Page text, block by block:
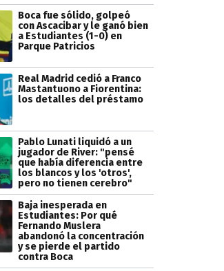
Boca fue sólido, golpeó
con Ascacibar y le ganó bien
a Estudiantes (1-0) en
Parque Patricios
Real Madrid cedió a Franco
Mastantuono a Fiorentina:
los detalles del préstamo
Pablo Lunati liquidó a un
jugador de River: "pensé
que había diferencia entre
los blancos y los 'otros',
pero no tienen cerebro"
Baja inesperada en
Estudiantes: Por qué
Fernando Muslera
abandonó la concentración
y se pierde el partido
contra Boca